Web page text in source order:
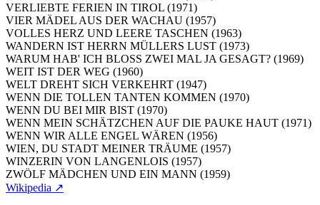
VERLIEBTE FERIEN IN TIROL (1971)
VIER MÄDEL AUS DER WACHAU (1957)
VOLLES HERZ UND LEERE TASCHEN (1963)
WANDERN IST HERRN MÜLLERS LUST (1973)
WARUM HAB' ICH BLOSS ZWEI MAL JA GESAGT? (1969)
WEIT IST DER WEG (1960)
WELT DREHT SICH VERKEHRT (1947)
WENN DIE TOLLEN TANTEN KOMMEN (1970)
WENN DU BEI MIR BIST (1970)
WENN MEIN SCHÄTZCHEN AUF DIE PAUKE HAUT (1971)
WENN WIR ALLE ENGEL WÄREN (1956)
WIEN, DU STADT MEINER TRÄUME (1957)
WINZERIN VON LANGENLOIS (1957)
ZWÖLF MÄDCHEN UND EIN MANN (1959)
Wikipedia ↗